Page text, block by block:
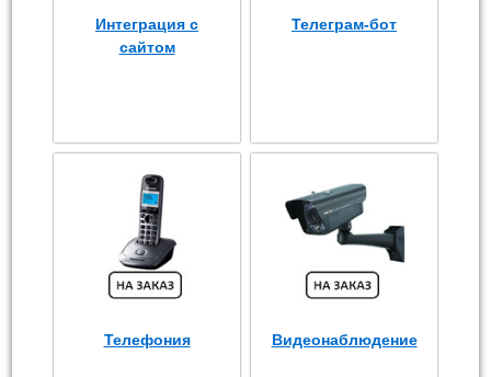
Интеграция с
сайтом
Телеграм-бот
Телефония Видеонаблюдение